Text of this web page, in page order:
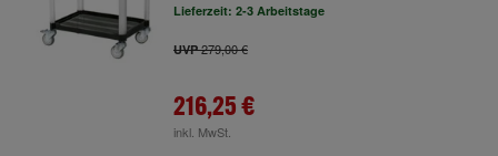
Lieferzeit: 2-3 Arbeitstage
UVP279,00 €
216,25 €
inkl. MwSt.